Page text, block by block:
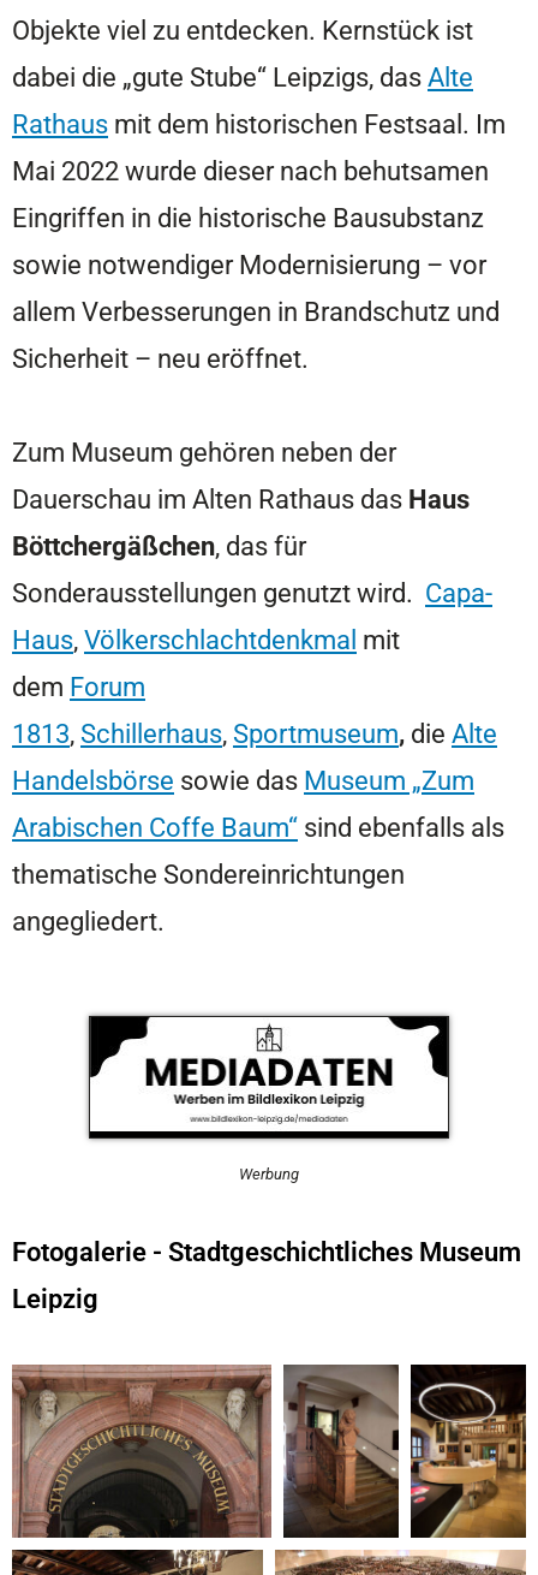
Objekte viel zu entdecken. Kernstück ist
dabei die „gute Stube“ Leipzigs, dasAlte
Rathaus mit dem historischen Festsaal. Im
Mai 2022 wurde dieser nach behutsamen
Eingriffen in die historische Bausubstanz
sowie notwendiger Modernisierung – vor
allem Verbesserungen in Brandschutz und
Sicherheit – neu eröffnet.
Zum Museum gehören neben der
Dauerschau im Alten Rathaus das Haus
Böttchergäßchen, das für
Sonderausstellungen genutzt wird. Capa-
Haus,Völkerschlachtdenkmal mit
dem Forum
1813, Schillerhaus, Sportmuseum, die Alte
Handelsbörse sowie das Museum „Zum
Arabischen Coffe Baum“ sind ebenfalls als
thematische Sondereinrichtungen
angegliedert.
Werbung
Fotogalerie - Stadtgeschichtliches Museum
Leipzig